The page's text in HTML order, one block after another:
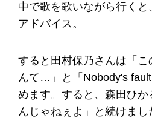
中で歌を歌いながら行くと
アドバイス。
すると田村保乃さんは「
んて…」と「Nobody's
めます。すると、森田ひか
んじゃねぇよ」と続けまし